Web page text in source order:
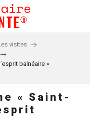
visites
balnéaire »
« Saint-